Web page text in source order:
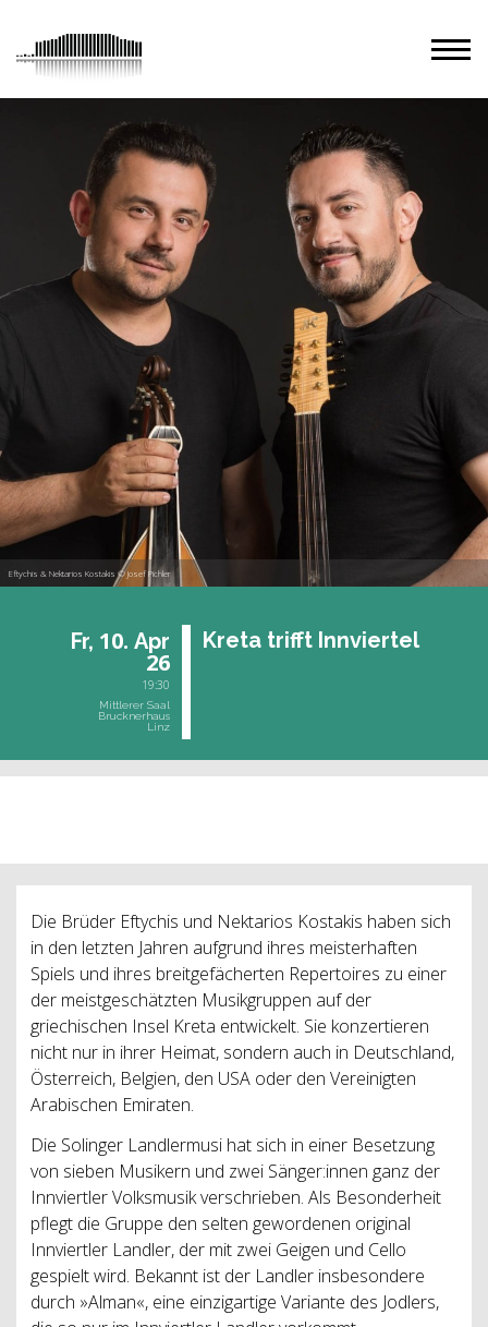
Eftychis & Nektarios Kostakis © Josef Pichler
Fr, 10. Apr
26
19:30
Mittlerer Saal
Brucknerhaus
Linz
Kreta trifft Inn­vier­tel
Die Brüder Eftychis und Nektarios Kostakis haben sich
in den letzten Jahren aufgrund ihres meisterhaften
Spiels und ihres breitgefächerten Repertoires zu einer
der meistgeschätzten Musikgruppen auf der
griechischen Insel Kreta entwickelt. Sie konzertieren
nicht nur in ihrer Heimat, sondern auch in Deutschland,
Österreich, Belgien, den USA oder den Vereinigten
Arabischen Emiraten.
Die Solinger Landlermusi hat sich in einer Besetzung
von sieben Musikern und zwei Sänger:innen ganz der
Innviertler Volksmusik verschrieben. Als Besonderheit
pflegt die Gruppe den selten gewordenen original
Innviertler Landler, der mit zwei Geigen und Cello
gespielt wird. Bekannt ist der Landler insbesondere
durch »Alman«, eine einzigartige Variante des Jodlers,